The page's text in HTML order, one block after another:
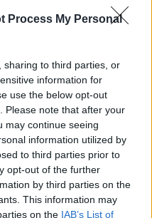
Process My Personal
sharing to third parties, or
information for
use the below opt-out
Please note that after your
may continue seeing
information utilized by
to third parties prior to
opt-out of the further
by third parties on the
This information may
on the IAB’s List of
& Wow"-
gör det möjligt
objektiv under fem
passar dina